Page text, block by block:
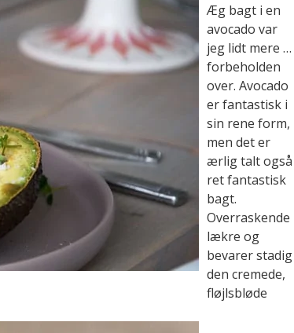
Æg bagt i en
avocado var
jeg lidt mere …
forbeholden
over. Avocado
er fantastisk i
sin rene form,
men det er
ærlig talt også
ret fantastisk
bagt.
Overraskende
lækre og
bevarer stadig
den cremede,
fløjlsbløde